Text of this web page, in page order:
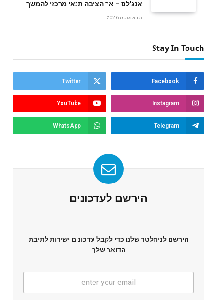
אנג'לס – אך הציבה תנאי מרכזי להמשך
5 באוגוסט 2026
Stay In Touch
Facebook
Twitter
Instagram
YouTube
Telegram
WhatsApp
הירשם לעדכונים
הירשם לניוזלטר שלנו כדי לקבל עדכונים ישירות לתיבת
הדואר שלך